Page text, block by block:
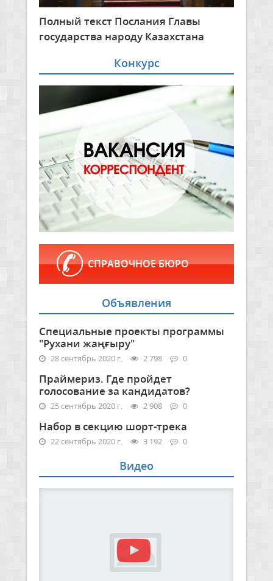
Полный текст Послания Главы
государства народу Казахстана
Конкурс
СПРАВОЧНОЕ БЮРО
Объявления
Специальные проекты программы
"Рухани жаңғыру"
28 сентябрь 2020 г. 2 798 0
Праймериз. Где пройдет
голосование за кандидатов?
25 сентябрь 2020 г. 2 908 0
Набор в секцию шорт-трека
22 сентябрь 2020 г. 3 192 0
Видео